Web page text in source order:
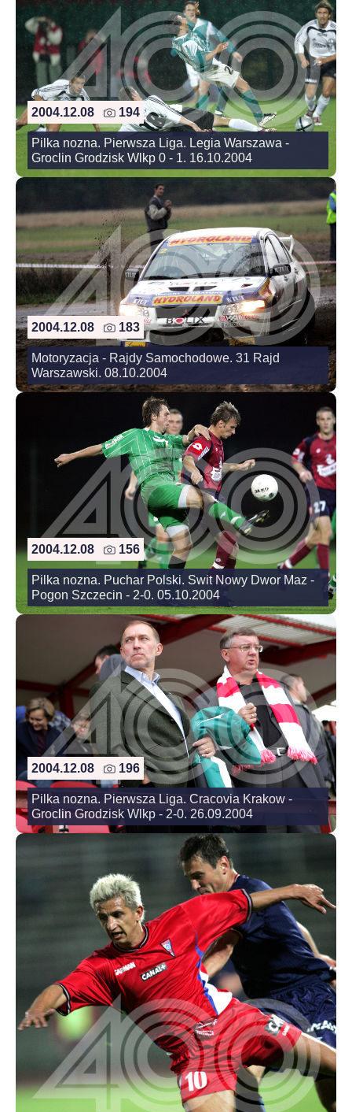
2004.12.08 194
Pilka nozna. Pierwsza Liga. Legia Warszawa -
Groclin Grodzisk Wlkp 0 - 1. 16.10.2004
2004.12.08 183
Motoryzacja - Rajdy Samochodowe. 31 Rajd
Warszawski. 08.10.2004
2004.12.08 156
Pilka nozna. Puchar Polski. Swit Nowy Dwor Maz -
Pogon Szczecin - 2-0. 05.10.2004
2004.12.08 196
Pilka nozna. Pierwsza Liga. Cracovia Krakow -
Groclin Grodzisk Wlkp - 2-0. 26.09.2004